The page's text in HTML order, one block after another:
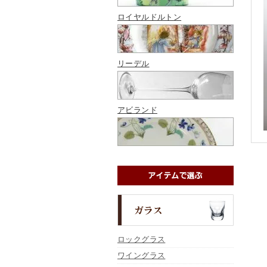
ロイヤルドルトン
リーデル
アビランド
ロックグラス
ワイングラス